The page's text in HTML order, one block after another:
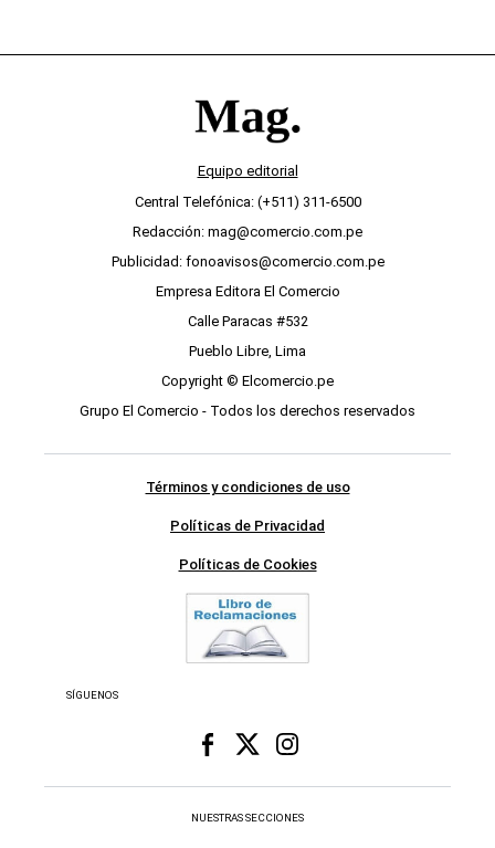
Equipo editorial
Central Telefónica: (+511) 311-6500
Redacción: mag@comercio.com.pe
Publicidad: fonoavisos@comercio.com.pe
Empresa Editora El Comercio
Calle Paracas #532
Pueblo Libre, Lima
Copyright © Elcomercio.pe
Grupo El Comercio - Todos los derechos reservados
Términos y condiciones de uso
Políticas de Privacidad
Políticas de Cookies
SÍGUENOS
NUESTRAS SECCIONES